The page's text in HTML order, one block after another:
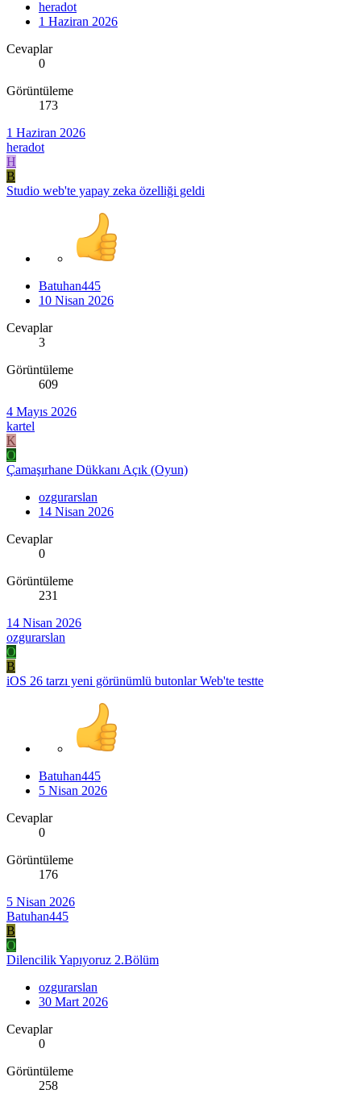
heradot
1 Haziran 2026
Cevaplar
0
Görüntüleme
173
1 Haziran 2026
heradot
H
B
Studio web'te yapay zeka özelliği geldi
Batuhan445
10 Nisan 2026
Cevaplar
3
Görüntüleme
609
4 Mayıs 2026
kartel
K
O
Çamaşırhane Dükkanı Açık (Oyun)
ozgurarslan
14 Nisan 2026
Cevaplar
0
Görüntüleme
231
14 Nisan 2026
ozgurarslan
O
B
iOS 26 tarzı yeni görünümlü butonlar Web'te testte
Batuhan445
5 Nisan 2026
Cevaplar
0
Görüntüleme
176
5 Nisan 2026
Batuhan445
B
O
Dilencilik Yapıyoruz 2.Bölüm
ozgurarslan
30 Mart 2026
Cevaplar
0
Görüntüleme
258